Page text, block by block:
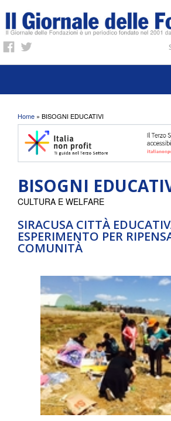
Tu sei qui
Home » BISOGNI EDUCATIVI
BISOGNI
SIRACUSA CITTÀ
ESPERIMENTO PER
COMUNITÀ
CULTURA E WELFARE